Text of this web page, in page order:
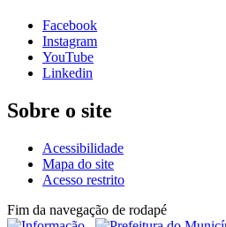
Facebook
Instagram
YouTube
Linkedin
Sobre o site
Acessibilidade
Mapa do site
Acesso restrito
Fim da navegação de rodapé